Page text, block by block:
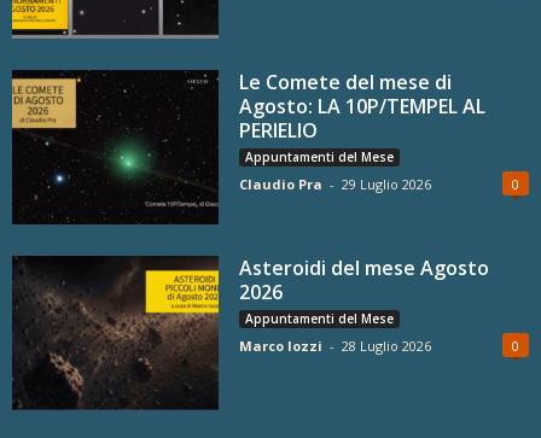
Le Comete del mese di
Agosto: LA 10P/TEMPEL AL
PERIELIO
Appuntamenti del Mese
Claudio Pra - 29 Luglio 2026 0
Asteroidi del mese Agosto
2026
Appuntamenti del Mese
Marco Iozzi - 28 Luglio 2026 0